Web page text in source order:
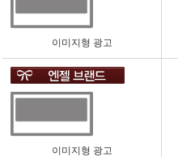
이미지형 광고
이미지형 광고